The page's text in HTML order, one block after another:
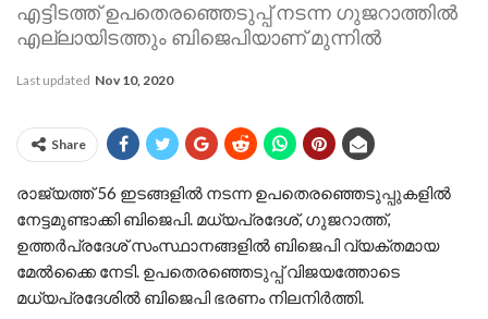
എട്ടിടത്ത് ഉപതെരഞ്ഞെടുപ്പ് നടന്ന ഗുജറാത്തില്‍
എല്ലായിടത്തും ബിജെപിയാണ് മുന്നില്‍
Last updated Nov 10, 2020
Share
രാജ്യത്ത് 56 ഇടങ്ങളില്‍ നടന്ന ഉപതെരഞ്ഞെടുപ്പുകളില്‍
നേട്ടമുണ്ടാക്കി ബിജെപി. മധ്യപ്രദേശ്, ഗുജറാത്ത്,
ഉത്തര്‍പ്രദേശ് സംസ്ഥാനങ്ങളില്‍ ബിജെപി വ്യക്തമായ
മേല്‍ക്കൈ നേടി. ഉപതെരഞ്ഞെടുപ്പ് വിജയത്തോടെ
മധ്യപ്രദേശില്‍ ബിജെപി ഭരണം നിലനിര്‍ത്തി.